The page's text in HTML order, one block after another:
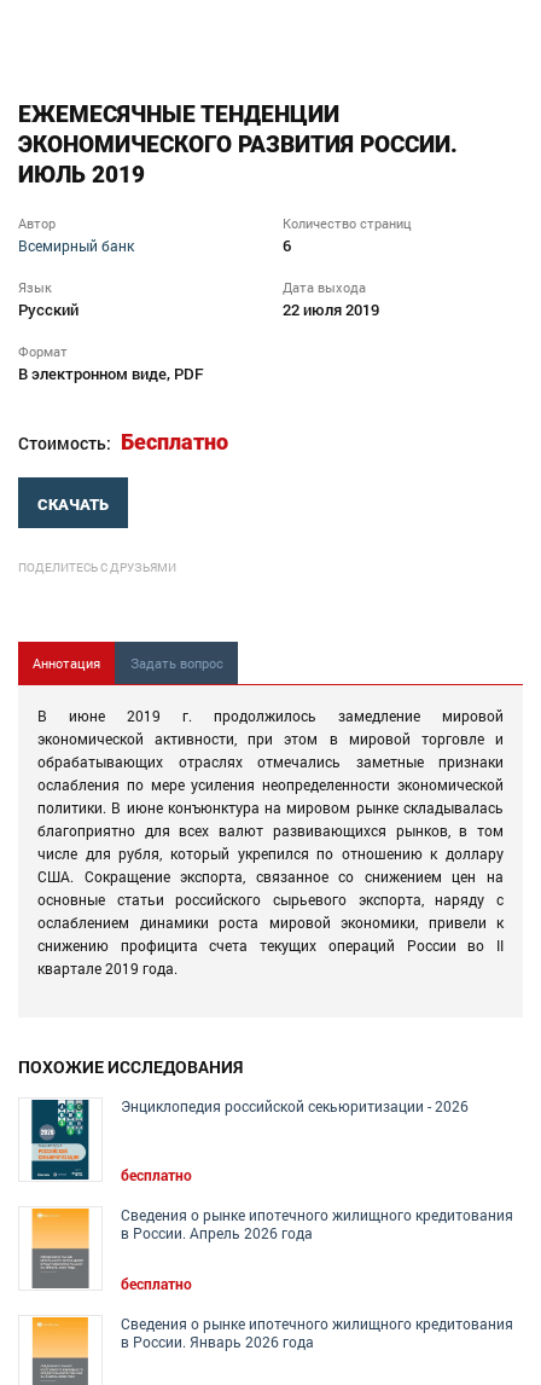
ЕЖЕМЕСЯЧНЫЕ ТЕНДЕНЦИИ
ЭКОНОМИЧЕСКОГО РАЗВИТИЯ РОССИИ.
ИЮЛЬ 2019
Автор
Всемирный банк
Количество страниц
6
Язык
Русский
Дата выхода
22 июля 2019
Формат
В электронном виде, PDF
Стоимость: Бесплатно
СКАЧАТЬ
ПОДЕЛИТЕСЬ С ДРУЗЬЯМИ
Аннотация Задать вопрос
В июне 2019 г. продолжилось замедление мировой
экономической активности, при этом в мировой торговле и
обрабатывающих отраслях отмечались заметные признаки
ослабления по мере усиления неопределенности экономической
политики. В июне конъюнктура на мировом рынке складывалась
благоприятно для всех валют развивающихся рынков, в том
числе для рубля, который укрепился по отношению к доллару
США. Сокращение экспорта, связанное со снижением цен на
основные статьи российского сырьевого экспорта, наряду с
ослаблением динамики роста мировой экономики, привели к
снижению профицита счета текущих операций России во II
квартале 2019 года.
ПОХОЖИЕ ИССЛЕДОВАНИЯ
Энциклопедия российской секьюритизации - 2026
бесплатно
Сведения о рынке ипотечного жилищного кредитования
в России. Апрель 2026 года
бесплатно
Сведения о рынке ипотечного жилищного кредитования
в России. Январь 2026 года